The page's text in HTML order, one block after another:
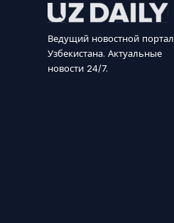
Ведущий новостной портал
Узбекистана. Актуальные
новости 24/7.